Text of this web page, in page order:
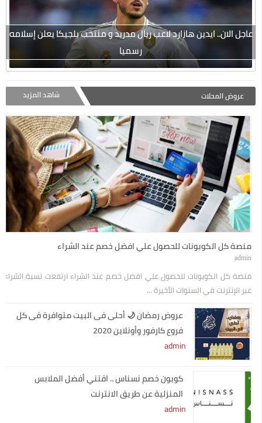
عاجل الان.. ايدين هازارد لاعب ريال مدريد و منتخب بلجيكا يعلن إسلامه
رسميا
عروض المحلات شاهد المزيد
منصة كل الكوبونات للحصول علي افضل خصم عند الشراء
admin
منصة كل الكوبونات للحصول علي افضل خصم عند الشراء ارتفعت نسبة الشراء
عبر الإنترنت في السنوات الأخيرة ...
عروض رمضان 🌙 أحلى فى البيت متوافرة فى كل
فروع كارفور وأونلاين 2020
admin
كوبون خصم نسناس .. اقتني أفضل الملابس
المنزلية عن طريق الانترنت
admin